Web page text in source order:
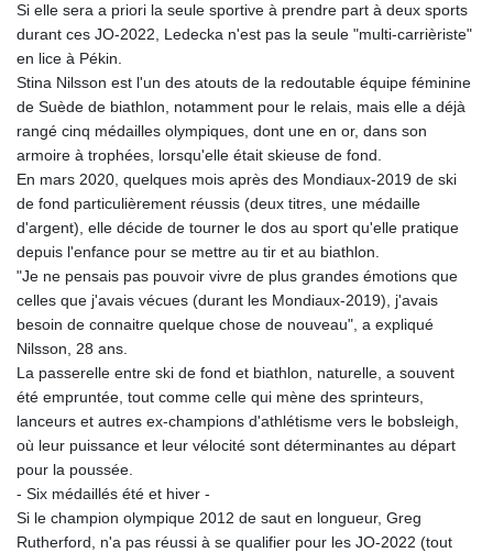
Si elle sera a priori la seule sportive à prendre part à deux sports
durant ces JO-2022, Ledecka n'est pas la seule "multi-carrièriste"
en lice à Pékin.
Stina Nilsson est l'un des atouts de la redoutable équipe féminine
de Suède de biathlon, notamment pour le relais, mais elle a déjà
rangé cinq médailles olympiques, dont une en or, dans son
armoire à trophées, lorsqu'elle était skieuse de fond.
En mars 2020, quelques mois après des Mondiaux-2019 de ski
de fond particulièrement réussis (deux titres, une médaille
d'argent), elle décide de tourner le dos au sport qu'elle pratique
depuis l'enfance pour se mettre au tir et au biathlon.
"Je ne pensais pas pouvoir vivre de plus grandes émotions que
celles que j'avais vécues (durant les Mondiaux-2019), j'avais
besoin de connaitre quelque chose de nouveau", a expliqué
Nilsson, 28 ans.
La passerelle entre ski de fond et biathlon, naturelle, a souvent
été empruntée, tout comme celle qui mène des sprinteurs,
lanceurs et autres ex-champions d'athlétisme vers le bobsleigh,
où leur puissance et leur vélocité sont déterminantes au départ
pour la poussée.
- Six médaillés été et hiver -
Si le champion olympique 2012 de saut en longueur, Greg
Rutherford, n'a pas réussi à se qualifier pour les JO-2022 (tout